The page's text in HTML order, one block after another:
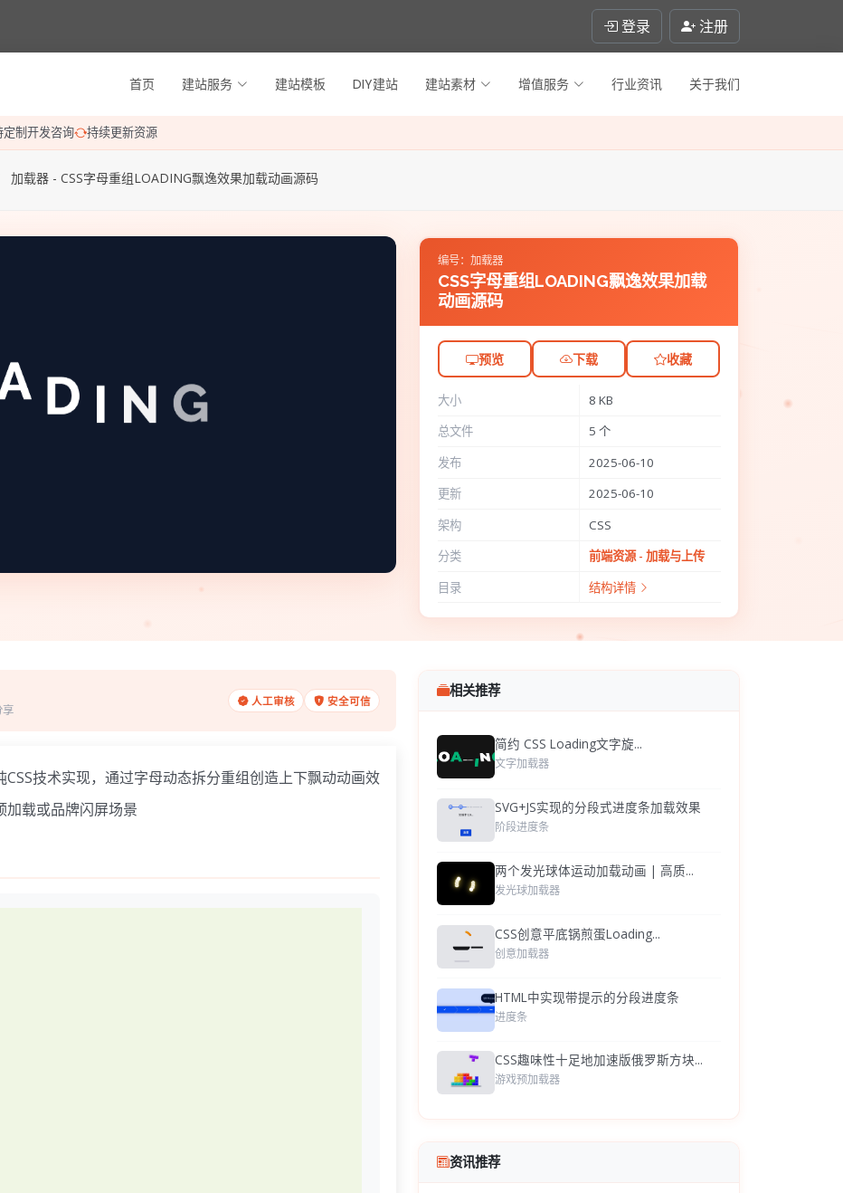
登录 注册
首页 建站服务 建站模板 DIY建站 建站素材 增值服务 行业资讯 关于我们
定制开发咨询 持续更新资源
加载器 - CSS字母重组LOADING飘逸效果加载动画源码
编号：加载器
CSS字母重组LOADING飘逸效果加载
动画源码
预览 下载 收藏
大小
8 KB
总文件
5 个
发布
2025-06-10
更新
2025-06-10
架构
CSS
分类
前端资源 - 加载与上传
目录
结构详情
人工审核 安全可信
技术实现，通过字母动态拆分重组创造上下飘动动画效
加载或品牌闪屏场景
相关推荐
简约 CSS Loading文字旋...
文字加载器
SVG+JS实现的分段式进度条加载效果
阶段进度条
两个发光球体运动加载动画 | 高质...
发光球加载器
CSS创意平底锅煎蛋Loading...
创意加载器
HTML中实现带提示的分段进度条
进度条
CSS趣味性十足地加速版俄罗斯方块...
游戏预加载器
资讯推荐